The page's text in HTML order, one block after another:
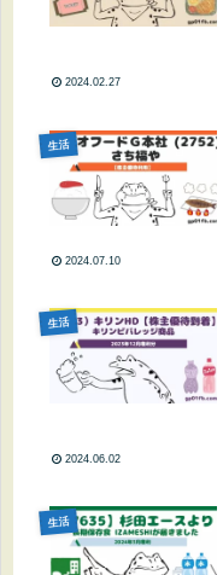
2024.02.27
生活
2024.07.10
生活
2024.06.02
生活